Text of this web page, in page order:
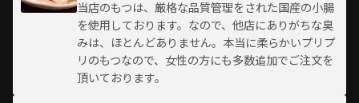
当店のもつは、厳格な品質管理をされた国産の小腸
を使用しております。なので、他店にありがちな臭
みは、ほとんどありません。本当に柔らかいプリプ
リのもつなので、女性の方にも多数追加でご注文を
頂いております。